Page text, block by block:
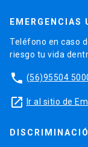
EMERGENCIAS
Teléfono en caso
riesgo tu vida
phone (56)95504
launch Ir al sitio de